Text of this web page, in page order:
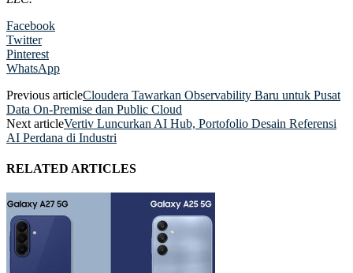
Facebook
Twitter
Pinterest
WhatsApp
Previous articleCloudera Tawarkan Observability Baru untuk Pusat
Data On-Premise dan Public Cloud
Next articleVertiv Luncurkan AI Hub, Portofolio Desain Referensi
AI Perdana di Industri
RELATED ARTICLES